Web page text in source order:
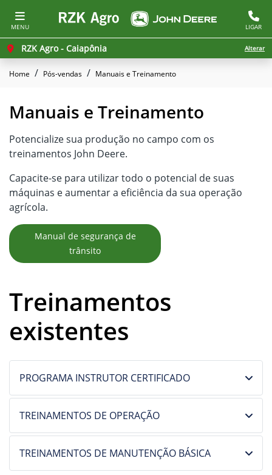
MENU LIGAR
RZK Agro - Caiapônia Alterar
Home Pós-vendas Manuais e Treinamento
Manuais e Treinamento
Potencialize sua produção no campo com os
treinamentos John Deere.
Capacite-se para utilizar todo o potencial de suas
máquinas e aumentar a eficiência da sua operação
agrícola.
Manual de segurança de
trânsito
Treinamentos
existentes
PROGRAMA INSTRUTOR CERTIFICADO
TREINAMENTOS DE OPERAÇÃO
TREINAMENTOS DE MANUTENÇÃO BÁSICA